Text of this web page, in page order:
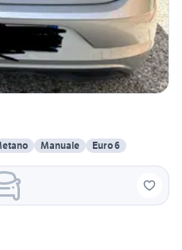
Manuale Euro 6